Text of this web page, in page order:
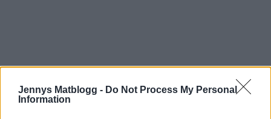
Jennys Matblogg - Do Not Process My Personal
Information